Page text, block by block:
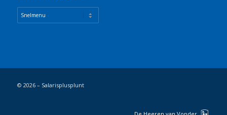
© 2026 – Salarisplusplunt
De Heeren van Vonder